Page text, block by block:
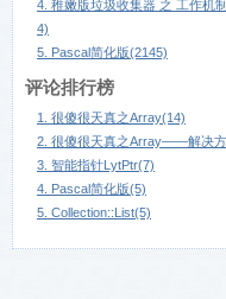
4. 稚嫩版垃圾收集器 之 工作机
4)
5. Pascal简化版(2145)
评论排行榜
1. 很傻很天真之Array(14)
2. 很傻很天真之Array——解决
3. 智能指针LytPtr(7)
4. Pascal简化版(5)
5. Collection::List(5)